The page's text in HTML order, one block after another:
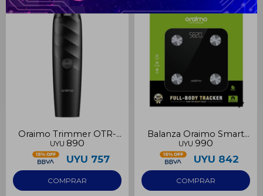
Oraimo Trimmer OTR-
210
UYU 890
UYU 757
Balanza Oraimo Smart
OPC-SC20
UYU 990
UYU 842
Continuar